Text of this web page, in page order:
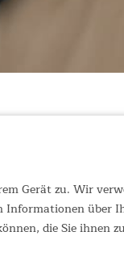
so
und sorgt für
Gerät zu. Wir
Informationen über
die Sie ihnen